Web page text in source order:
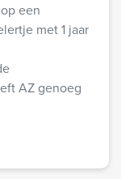
een
met 1 jaar
AZ genoeg